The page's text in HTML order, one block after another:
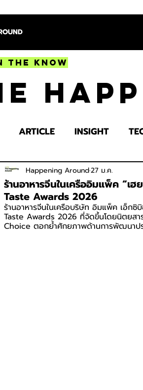
the Know
ARTICLE INSIGHT
HEALTH
TRY
ร้านอาหารจีนในเครืออิมแพ็ค “เ
Taste Awards 2026
Happening Around27 ม.ค.
ร้านอาหารจีนในเครือบริษัท อิมแพ็ค เอ็กซิ
Taste Awards 2026 ที่จัดขึ้นโดยนิตยสา
Choice ตอกย้ำศักยภาพด้านการพัฒนาป